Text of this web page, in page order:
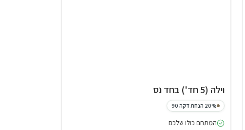
וילה (5 חד') בחד נס
20% הנחת דקה 90
המתחם כולו שלכם